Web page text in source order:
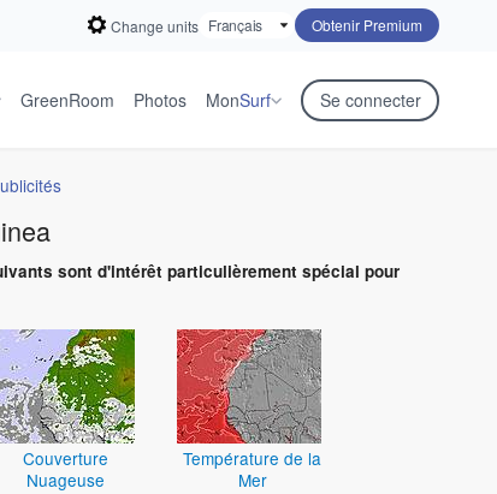
Change units Obtenir Premium
GreenRoom Photos MonSurf Se connecter
sont d'intérêt particulièrement spécial pour
Couverture
Nuageuse
Température de la
Mer